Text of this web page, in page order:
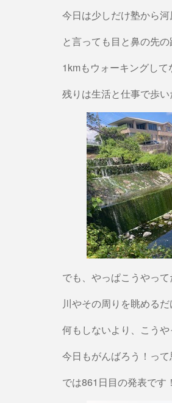
今日は少しだけ塾から河
と言っても目と鼻の先
1kmもウォーキングして
残りは生活と仕事で歩い
でも、やっぱこうやっ
川やその周りを眺める
何もしないより、こう
今日もがんばろう！って
では861日目の発表です！